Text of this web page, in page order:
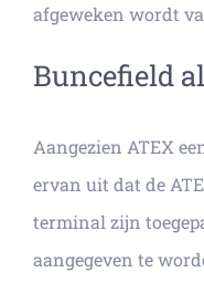
afgeweken wordt
Buncefield
Aangezien ATEX
ervan uit dat de
terminal zijn
aangegeven te